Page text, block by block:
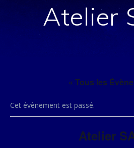
Atelier
« Tous les
Cet évènement est passé.
Atelier